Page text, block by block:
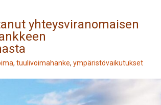
yhteysviranomaisen
, tuulivoimahanke, ympäristövaikutukset